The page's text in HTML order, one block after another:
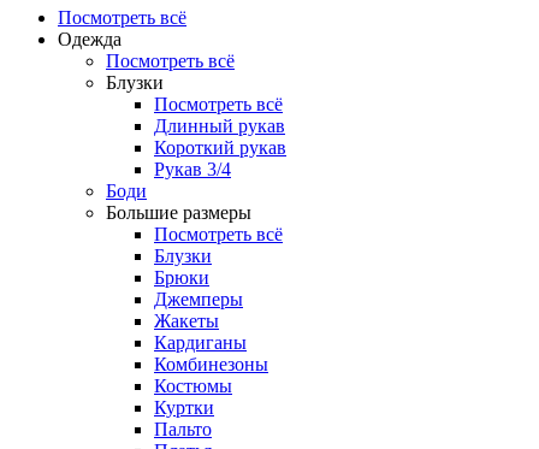
Посмотреть всё
Одежда
Посмотреть всё
Блузки
Посмотреть всё
Длинный рукав
Короткий рукав
Рукав 3/4
Боди
Большие размеры
Посмотреть всё
Блузки
Брюки
Джемперы
Жакеты
Кардиганы
Комбинезоны
Костюмы
Куртки
Пальто